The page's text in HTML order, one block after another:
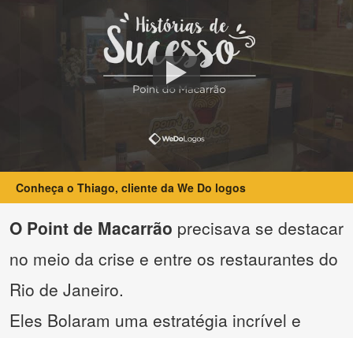
Conheça o Thiago, cliente da We Do logos
O Point de Macarrão precisava se destacar
no meio da crise e entre os restaurantes do
Rio de Janeiro.
Eles Bolaram uma estratégia incrível e